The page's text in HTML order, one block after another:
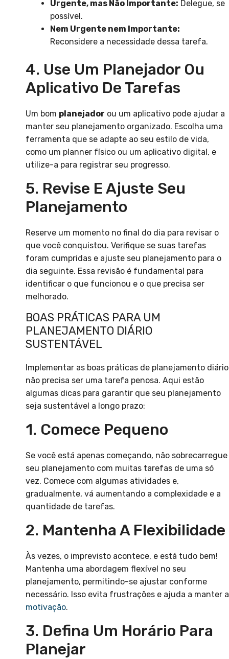
Urgente, mas Não Importante: Delegue, se
possível.
Nem Urgente nem Importante:
Reconsidere a necessidade dessa tarefa.
4. Use Um Planejador Ou
Aplicativo De Tarefas
Um bom planejador ou um aplicativo pode ajudar a
manter seu planejamento organizado. Escolha uma
ferramenta que se adapte ao seu estilo de vida,
como um planner físico ou um aplicativo digital, e
utilize-a para registrar seu progresso.
5. Revise E Ajuste Seu
Planejamento
Reserve um momento no final do dia para revisar o
que você conquistou. Verifique se suas tarefas
foram cumpridas e ajuste seu planejamento para o
dia seguinte. Essa revisão é fundamental para
identificar o que funcionou e o que precisa ser
melhorado.
BOAS PRÁTICAS PARA UM
PLANEJAMENTO DIÁRIO
SUSTENTÁVEL
Implementar as boas práticas de planejamento diário
não precisa ser uma tarefa penosa. Aqui estão
algumas dicas para garantir que seu planejamento
seja sustentável a longo prazo:
1. Comece Pequeno
Se você está apenas começando, não sobrecarregue
seu planejamento com muitas tarefas de uma só
vez. Comece com algumas atividades e,
gradualmente, vá aumentando a complexidade e a
quantidade de tarefas.
2. Mantenha A Flexibilidade
Às vezes, o imprevisto acontece, e está tudo bem!
Mantenha uma abordagem flexível no seu
planejamento, permitindo-se ajustar conforme
necessário. Isso evita frustrações e ajuda a manter a
motivação.
3. Defina Um Horário Para
Planejar